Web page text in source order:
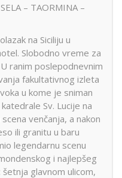
– TAORMINA –
na Siciliju u
Slobodno vreme za
ranim poslepodnevnim
fakultativnog izleta
u kome je sniman
Sv. Lucije na
venčanja, a nakon
ili granitu u baru
legendarnu scenu
i najlepšeg
glavnom ulicom,